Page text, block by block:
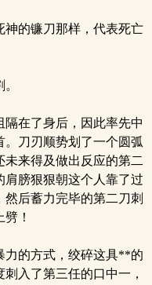
的镰刀那样，代表死亡
在了身后，因此率先中
刀刃顺势划了一个圆弧
来得及做出反应的第二
肩膀狠狠朝这个人靠了过
后蓄力完毕的第二刀刺
！
的方式，绞碎这具**的
入了第三任的口中一，